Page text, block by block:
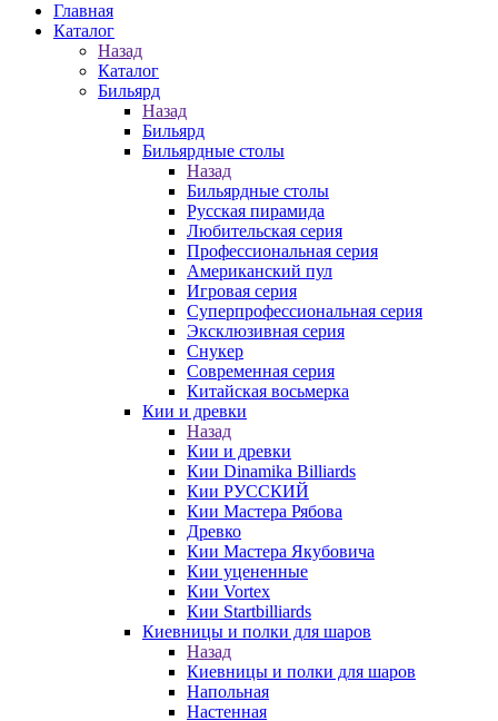
Главная
Каталог
Назад
Каталог
Бильярд
Назад
Бильярд
Бильярдные столы
Назад
Бильярдные столы
Русская пирамида
Любительская серия
Профессиональная серия
Американский пул
Игровая серия
Суперпрофессиональная серия
Эксклюзивная серия
Снукер
Современная серия
Китайская восьмерка
Кии и древки
Назад
Кии и древки
Кии Dinamika Billiards
Кии РУССКИЙ
Кии Мастера Рябова
Древко
Кии Мастера Якубовича
Кии уцененные
Кии Vortex
Кии Startbilliards
Киевницы и полки для шаров
Назад
Киевницы и полки для шаров
Напольная
Настенная